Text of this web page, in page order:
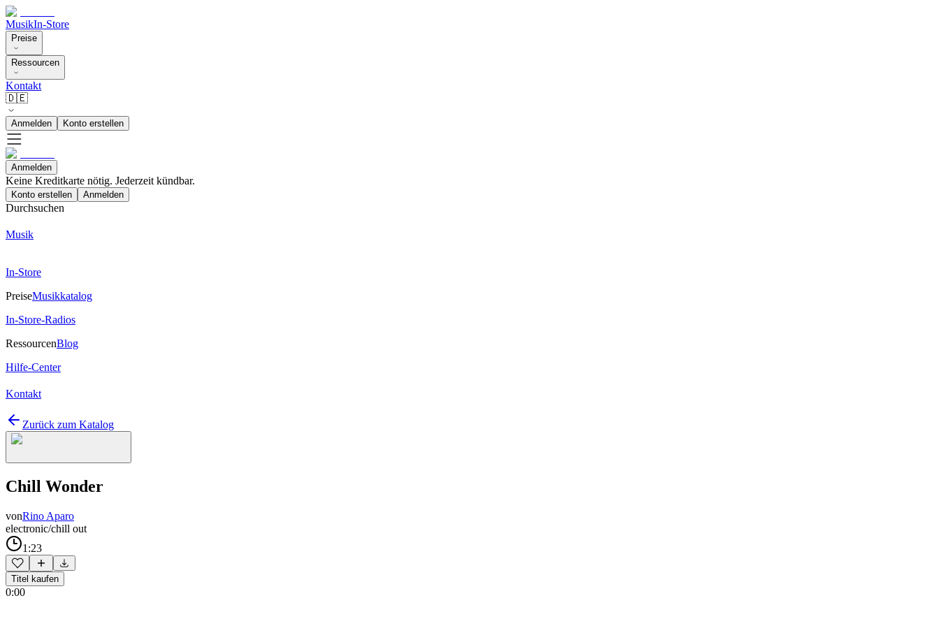
MusikIn-Store
Preise
Ressourcen
Kontakt
🇩🇪
Anmelden Konto erstellen
Anmelden
Keine Kreditkarte nötig. Jederzeit kündbar.
Konto erstellen Anmelden
Durchsuchen
Musik
In-Store
PreiseMusikkatalog
In-Store-Radios
RessourcenBlog
Hilfe-Center
Kontakt
Zurück zum Katalog
Chill Wonder
vonRino Aparo
electronic/chill out
1:23
Titel kaufen
0:00